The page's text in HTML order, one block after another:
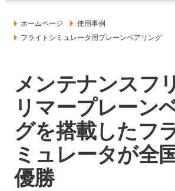
ホームページ
使用事例
フライトシミュレータ用プレーンベアリング
メンテナンスフ
リマープレーン
グを搭載したフ
ミュレータが全
優勝